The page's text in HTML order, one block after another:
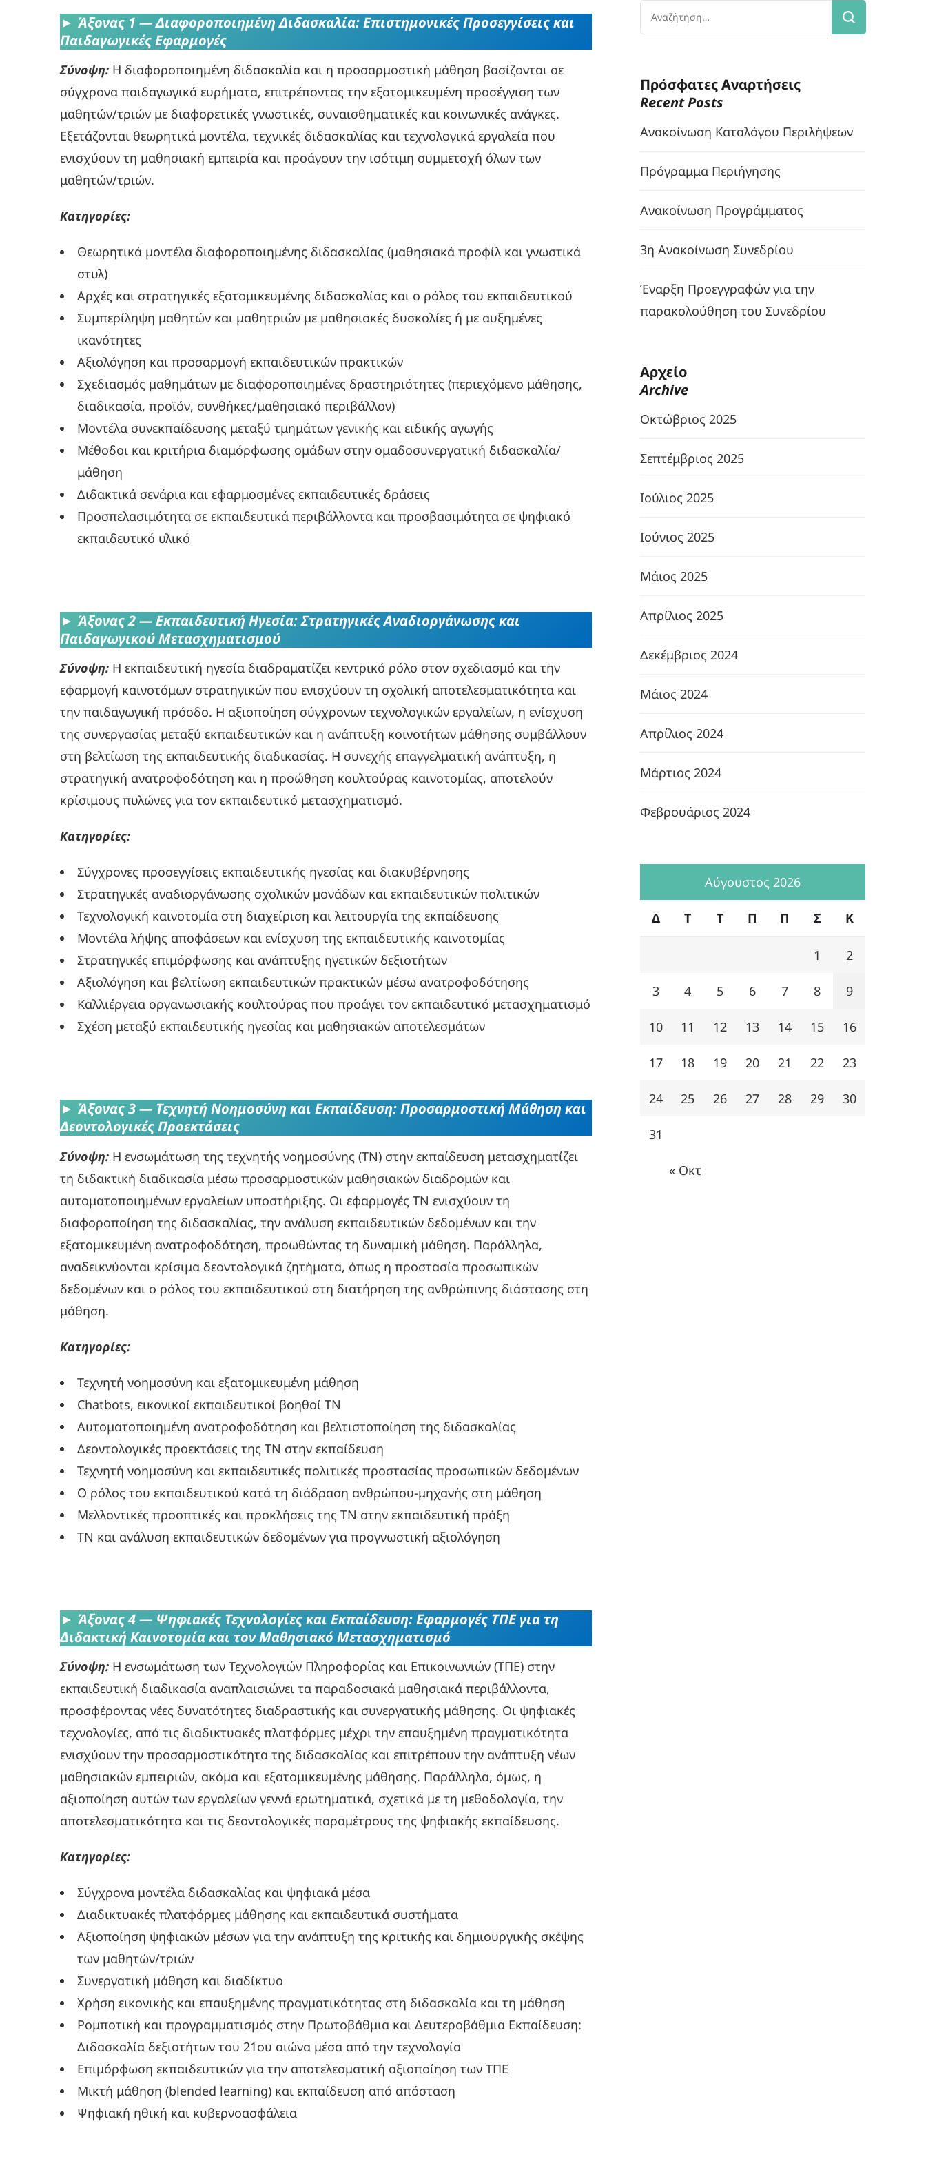
► Άξονας 1 — Διαφοροποιημένη Διδασκαλία: Επιστημονικές Προσεγγίσεις και
Παιδαγωγικές Εφαρμογές
Σύνοψη: Η διαφοροποιημένη διδασκαλία και η προσαρμοστική μάθηση βασίζονται σε
σύγχρονα παιδαγωγικά ευρήματα, επιτρέποντας την εξατομικευμένη προσέγγιση των
μαθητών/τριών με διαφορετικές γνωστικές, συναισθηματικές και κοινωνικές ανάγκες.
Εξετάζονται θεωρητικά μοντέλα, τεχνικές διδασκαλίας και τεχνολογικά εργαλεία που
ενισχύουν τη μαθησιακή εμπειρία και προάγουν την ισότιμη συμμετοχή όλων των
μαθητών/τριών.
Κατηγορίες:
Θεωρητικά μοντέλα διαφοροποιημένης διδασκαλίας (μαθησιακά προφίλ και γνωστικά
στυλ)
Αρχές και στρατηγικές εξατομικευμένης διδασκαλίας και ο ρόλος του εκπαιδευτικού
Συμπερίληψη μαθητών και μαθητριών με μαθησιακές δυσκολίες ή με αυξημένες
ικανότητες
Αξιολόγηση και προσαρμογή εκπαιδευτικών πρακτικών
Σχεδιασμός μαθημάτων με διαφοροποιημένες δραστηριότητες (περιεχόμενο μάθησης,
διαδικασία, προϊόν, συνθήκες/μαθησιακό περιβάλλον)
Μοντέλα συνεκπαίδευσης μεταξύ τμημάτων γενικής και ειδικής αγωγής
Μέθοδοι και κριτήρια διαμόρφωσης ομάδων στην ομαδοσυνεργατική διδασκαλία/
μάθηση
Διδακτικά σενάρια και εφαρμοσμένες εκπαιδευτικές δράσεις
Προσπελασιμότητα σε εκπαιδευτικά περιβάλλοντα και προσβασιμότητα σε ψηφιακό
εκπαιδευτικό υλικό
► Άξονας 2 — Εκπαιδευτική Ηγεσία: Στρατηγικές Αναδιοργάνωσης και
Παιδαγωγικού Μετασχηματισμού
Σύνοψη: Η εκπαιδευτική ηγεσία διαδραματίζει κεντρικό ρόλο στον σχεδιασμό και την
εφαρμογή καινοτόμων στρατηγικών που ενισχύουν τη σχολική αποτελεσματικότητα και
την παιδαγωγική πρόοδο. Η αξιοποίηση σύγχρονων τεχνολογικών εργαλείων, η ενίσχυση
της συνεργασίας μεταξύ εκπαιδευτικών και η ανάπτυξη κοινοτήτων μάθησης συμβάλλουν
στη βελτίωση της εκπαιδευτικής διαδικασίας. Η συνεχής επαγγελματική ανάπτυξη, η
στρατηγική ανατροφοδότηση και η προώθηση κουλτούρας καινοτομίας, αποτελούν
κρίσιμους πυλώνες για τον εκπαιδευτικό μετασχηματισμό.
Κατηγορίες:
Σύγχρονες προσεγγίσεις εκπαιδευτικής ηγεσίας και διακυβέρνησης
Στρατηγικές αναδιοργάνωσης σχολικών μονάδων και εκπαιδευτικών πολιτικών
Τεχνολογική καινοτομία στη διαχείριση και λειτουργία της εκπαίδευσης
Μοντέλα λήψης αποφάσεων και ενίσχυση της εκπαιδευτικής καινοτομίας
Στρατηγικές επιμόρφωσης και ανάπτυξης ηγετικών δεξιοτήτων
Αξιολόγηση και βελτίωση εκπαιδευτικών πρακτικών μέσω ανατροφοδότησης
Καλλιέργεια οργανωσιακής κουλτούρας που προάγει τον εκπαιδευτικό μετασχηματισμό
Σχέση μεταξύ εκπαιδευτικής ηγεσίας και μαθησιακών αποτελεσμάτων
► Άξονας 3 — Τεχνητή Νοημοσύνη και Εκπαίδευση: Προσαρμοστική Μάθηση και
Δεοντολογικές Προεκτάσεις
Σύνοψη: Η ενσωμάτωση της τεχνητής νοημοσύνης (ΤΝ) στην εκπαίδευση μετασχηματίζει
τη διδακτική διαδικασία μέσω προσαρμοστικών μαθησιακών διαδρομών και
αυτοματοποιημένων εργαλείων υποστήριξης. Οι εφαρμογές ΤΝ ενισχύουν τη
διαφοροποίηση της διδασκαλίας, την ανάλυση εκπαιδευτικών δεδομένων και την
εξατομικευμένη ανατροφοδότηση, προωθώντας τη δυναμική μάθηση. Παράλληλα,
αναδεικνύονται κρίσιμα δεοντολογικά ζητήματα, όπως η προστασία προσωπικών
δεδομένων και ο ρόλος του εκπαιδευτικού στη διατήρηση της ανθρώπινης διάστασης στη
μάθηση.
Κατηγορίες:
Τεχνητή νοημοσύνη και εξατομικευμένη μάθηση
Chatbots, εικονικοί εκπαιδευτικοί βοηθοί ΤΝ
Αυτοματοποιημένη ανατροφοδότηση και βελτιστοποίηση της διδασκαλίας
Δεοντολογικές προεκτάσεις της ΤΝ στην εκπαίδευση
Τεχνητή νοημοσύνη και εκπαιδευτικές πολιτικές προστασίας προσωπικών δεδομένων
Ο ρόλος του εκπαιδευτικού κατά τη διάδραση ανθρώπου-μηχανής στη μάθηση
Μελλοντικές προοπτικές και προκλήσεις της ΤΝ στην εκπαιδευτική πράξη
ΤΝ και ανάλυση εκπαιδευτικών δεδομένων για προγνωστική αξιολόγηση
► Άξονας 4 — Ψηφιακές Τεχνολογίες και Εκπαίδευση: Εφαρμογές ΤΠΕ για τη
Διδακτική Καινοτομία και τον Μαθησιακό Μετασχηματισμό
Σύνοψη: Η ενσωμάτωση των Τεχνολογιών Πληροφορίας και Επικοινωνιών (ΤΠΕ) στην
εκπαιδευτική διαδικασία αναπλαισιώνει τα παραδοσιακά μαθησιακά περιβάλλοντα,
προσφέροντας νέες δυνατότητες διαδραστικής και συνεργατικής μάθησης. Οι ψηφιακές
τεχνολογίες, από τις διαδικτυακές πλατφόρμες μέχρι την επαυξημένη πραγματικότητα
ενισχύουν την προσαρμοστικότητα της διδασκαλίας και επιτρέπουν την ανάπτυξη νέων
μαθησιακών εμπειριών, ακόμα και εξατομικευμένης μάθησης. Παράλληλα, όμως, η
αξιοποίηση αυτών των εργαλείων γεννά ερωτηματικά, σχετικά με τη μεθοδολογία, την
αποτελεσματικότητα και τις δεοντολογικές παραμέτρους της ψηφιακής εκπαίδευσης.
Κατηγορίες:
Σύγχρονα μοντέλα διδασκαλίας και ψηφιακά μέσα
Διαδικτυακές πλατφόρμες μάθησης και εκπαιδευτικά συστήματα
Αξιοποίηση ψηφιακών μέσων για την ανάπτυξη της κριτικής και δημιουργικής σκέψης
των μαθητών/τριών
Συνεργατική μάθηση και διαδίκτυο
Χρήση εικονικής και επαυξημένης πραγματικότητας στη διδασκαλία και τη μάθηση
Ρομποτική και προγραμματισμός στην Πρωτοβάθμια και Δευτεροβάθμια Εκπαίδευση:
Διδασκαλία δεξιοτήτων του 21ου αιώνα μέσα από την τεχνολογία
Επιμόρφωση εκπαιδευτικών για την αποτελεσματική αξιοποίηση των ΤΠΕ
Μικτή μάθηση (blended learning) και εκπαίδευση από απόσταση
Ψηφιακή ηθική και κυβερνοασφάλεια
Αναζήτηση
για:
Πρόσφατες Αναρτήσεις
Recent Posts
Ανακοίνωση Καταλόγου Περιλήψεων
Πρόγραμμα Περιήγησης
Ανακοίνωση Προγράμματος
3η Ανακοίνωση Συνεδρίου
Έναρξη Προεγγραφών για την
παρακολούθηση του Συνεδρίου
Αρχείο
Archive
Οκτώβριος 2025
Σεπτέμβριος 2025
Ιούλιος 2025
Ιούνιος 2025
Μάιος 2025
Απρίλιος 2025
Δεκέμβριος 2024
Μάιος 2024
Απρίλιος 2024
Μάρτιος 2024
Φεβρουάριος 2024
Αύγουστος 2026
Δ Τ Τ Π Π Σ Κ
1 2
3 4 5 6 7 8 9
10 11 12 13 14 15 16
17 18 19 20 21 22 23
24 25 26 27 28 29 30
31
« Οκτ